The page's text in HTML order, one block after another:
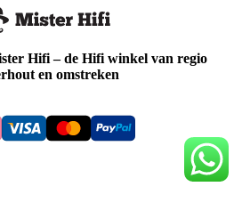
Hifi – de Hifi winkel van regio
en omstreken